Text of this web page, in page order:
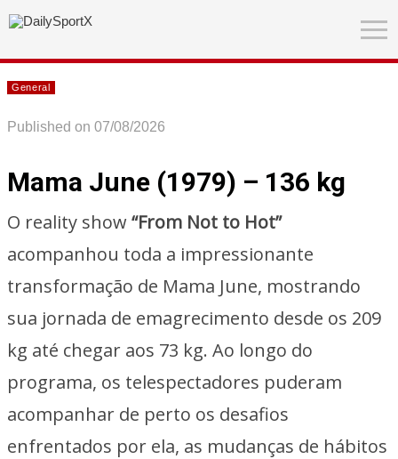
General
Published on 07/08/2026
Mama June (1979) – 136 kg
O reality show“From Not to Hot”
acompanhou toda a impressionante
transformação de Mama June, mostrando
sua jornada de emagrecimento desde os 209
kg até chegar aos 73 kg. Ao longo do
programa, os telespectadores puderam
acompanhar de perto os desafios
enfrentados por ela, as mudanças de hábitos